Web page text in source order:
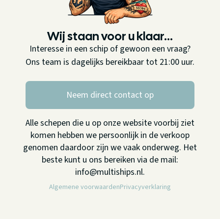
Wij staan voor u klaar...
Interesse in een schip of gewoon een vraag?
Ons team is dagelijks bereikbaar tot 21:00 uur.
Neem direct contact op
Alle schepen die u op onze website voorbij ziet
komen hebben we persoonlijk in de verkoop
genomen daardoor zijn we vaak onderweg. Het
beste kunt u ons bereiken via de mail:
info@multiships.nl.
Algemene voorwaardenPrivacyverklaring